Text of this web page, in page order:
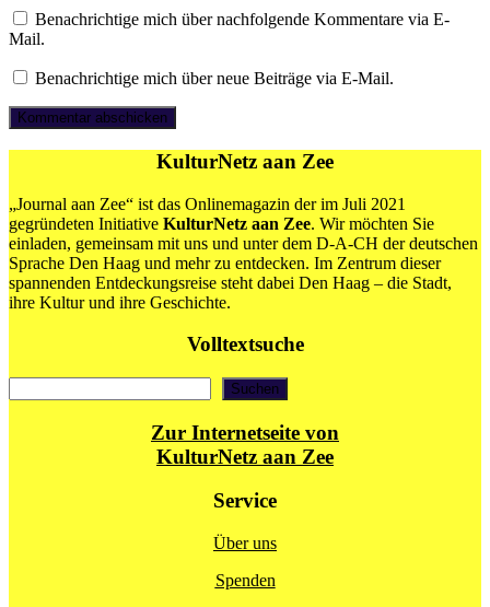
Benachrichtige mich über nachfolgende Kommentare via E-
Mail.
Benachrichtige mich über neue Beiträge via E-Mail.
KulturNetz aan Zee
„Journal aan Zee“ ist das Onlinemagazin der im Juli 2021
gegründeten Initiative KulturNetz aan Zee. Wir möchten Sie
einladen, gemeinsam mit uns und unter dem D-A-CH der deutschen
Sprache Den Haag und mehr zu entdecken. Im Zentrum dieser
spannenden Entdeckungsreise steht dabei Den Haag – die Stadt,
ihre Kultur und ihre Geschichte.
Volltextsuche
Suchen
Zur Internetseite von
KulturNetz aan Zee
Service
Über uns
Spenden